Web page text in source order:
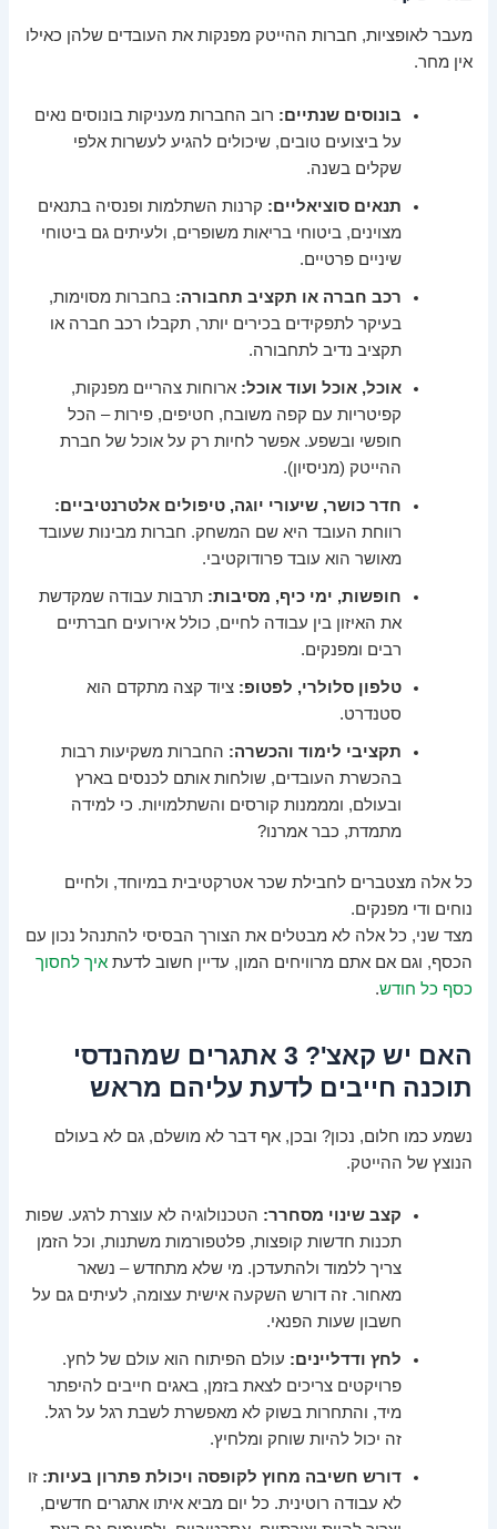
מעבר לאופציות, חברות ההייטק מפנקות את העובדים שלהן כאילו
אין מחר.
בונוסים שנתיים: רוב החברות מעניקות בונוסים נאים
על ביצועים טובים, שיכולים להגיע לעשרות אלפי
שקלים בשנה.
תנאים סוציאליים: קרנות השתלמות ופנסיה בתנאים
מצוינים, ביטוחי בריאות משופרים, ולעיתים גם ביטוחי
שיניים פרטיים.
רכב חברה או תקציב תחבורה: בחברות מסוימות,
בעיקר לתפקידים בכירים יותר, תקבלו רכב חברה או
תקציב נדיב לתחבורה.
אוכל, אוכל ועוד אוכל: ארוחות צהריים מפנקות,
קפיטריות עם קפה משובח, חטיפים, פירות – הכל
חופשי ובשפע. אפשר לחיות רק על אוכל של חברת
ההייטק (מניסיון).
חדר כושר, שיעורי יוגה, טיפולים אלטרנטיביים:
רווחת העובד היא שם המשחק. חברות מבינות שעובד
מאושר הוא עובד פרודוקטיבי.
חופשות, ימי כיף, מסיבות: תרבות עבודה שמקדשת
את האיזון בין עבודה לחיים, כולל אירועים חברתיים
רבים ומפנקים.
טלפון סלולרי, לפטופ: ציוד קצה מתקדם הוא
סטנדרט.
תקציבי לימוד והכשרה: החברות משקיעות רבות
בהכשרת העובדים, שולחות אותם לכנסים בארץ
ובעולם, ומממנות קורסים והשתלמויות. כי למידה
מתמדת, כבר אמרנו?
כל אלה מצטברים לחבילת שכר אטרקטיבית במיוחד, ולחיים
נוחים ודי מפנקים.
מצד שני, כל אלה לא מבטלים את הצורך הבסיסי להתנהל נכון עם
הכסף, וגם אם אתם מרוויחים המון, עדיין חשוב לדעתאיך לחסוך
כסף כל חודש.
האם יש קאצ'? 3 אתגרים שמהנדסי
תוכנה חייבים לדעת עליהם מראש
נשמע כמו חלום, נכון? ובכן, אף דבר לא מושלם, גם לא בעולם
הנוצץ של ההייטק.
קצב שינוי מסחרר: הטכנולוגיה לא עוצרת לרגע. שפות
תכנות חדשות קופצות, פלטפורמות משתנות, וכל הזמן
צריך ללמוד ולהתעדכן. מי שלא מתחדש – נשאר
מאחור. זה דורש השקעה אישית עצומה, לעיתים גם על
חשבון שעות הפנאי.
לחץ ודדליינים: עולם הפיתוח הוא עולם של לחץ.
פרויקטים צריכים לצאת בזמן, באגים חייבים להיפתר
מיד, והתחרות בשוק לא מאפשרת לשבת רגל על רגל.
זה יכול להיות שוחק ומלחיץ.
דורש חשיבה מחוץ לקופסה ויכולת פתרון בעיות: זו
לא עבודה רוטינית. כל יום מביא איתו אתגרים חדשים,